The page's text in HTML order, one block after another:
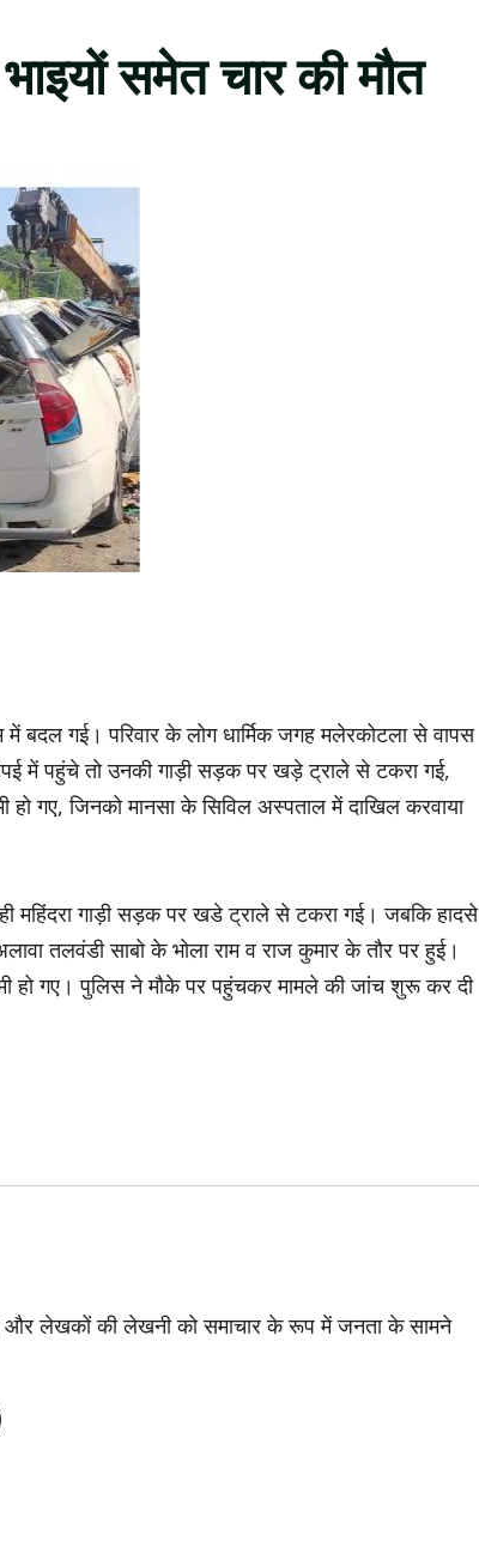
समेत चार की मौत
में बदल गई। परिवार के लोग धार्मिक जगह मलेरकोटला से वापस
में पहुंचे तो उनकी गाड़ी सड़क पर खड़े ट्राले से टकरा गई,
हो गए, जिनको मानसा के सिविल अस्पताल में दाखिल करवाया
महिंदरा गाड़ी सड़क पर खडे ट्राले से टकरा गई। जबकि हादसे
तलवंडी साबो के भोला राम व राज कुमार के तौर पर हुई।
हो गए। पुलिस ने मौके पर पहुंचकर मामले की जांच शुरू कर दी
और लेखकों की लेखनी को समाचार के रूप में जनता के सामने